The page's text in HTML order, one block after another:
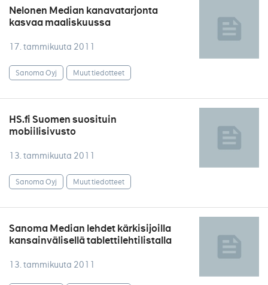
Nelonen Median kanavatarjonta
kasvaa maaliskuussa
17. tammikuuta 2011
Sanoma Oyj Muut tiedotteet
HS.fi Suomen suosituin
mobiilisivusto
13. tammikuuta 2011
Sanoma Oyj Muut tiedotteet
Sanoma Median lehdet kärkisijoilla
kansainvälisellä tablettilehtilistalla
13. tammikuuta 2011